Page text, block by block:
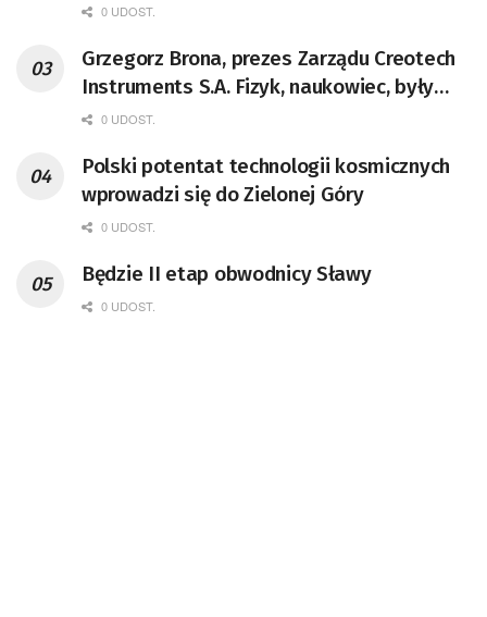
0 UDOST.
Grzegorz Brona, prezes Zarządu Creotech
Instruments S.A. Fizyk, naukowiec, były
pracownik CERN w Genewie,
doktor habilitowany nauk fizycznych,
koordynator Rady Sektorowej ds.
Kompetencji Przemysłu Lotniczo-
Badań Kosmicznych i Satelitarnych PAN.
0 UDOST.
Polski potentat technologii kosmicznych
wprowadzi się do Zielonej Góry
0 UDOST.
Będzie II etap obwodnicy Sławy
0 UDOST.